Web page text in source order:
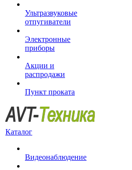
Ультразвуковые
отпугиватели
Электронные
приборы
Акции и
распродажи
Пункт проката
Каталог
Видеонаблюдение